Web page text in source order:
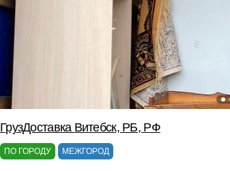
ГрузДоставка Витебск, РБ, РФ
ПО ГОРОДУ МЕЖГОРОД